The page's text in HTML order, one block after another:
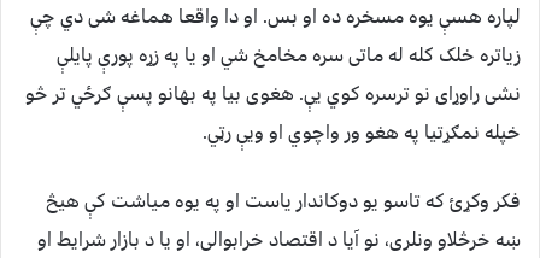
لپاره هسې یوه مسخره ده او بس. او دا واقعا هماغه شی دي چې
زیاتره خلک کله له ماتی سره مخامخ شي او یا په زړه پورې پایلې
نشی راوړای نو ترسره کوي يې. هغوی بیا په بهانو پسې ګرځي تر څو
خپله نمګړتیا په هغو ور واچوي او ويې رټي.
فکر وکړئ که تاسو یو دوکاندار یاست او په یوه میاشت کې هیڅ
ښه خرڅلاو ونلری، نو آیا د اقتصاد خرابوالی، او یا د بازار شرایط او